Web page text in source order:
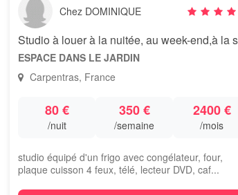
Chez DOMINIQUE
ESPACE DANS LE JARDIN
Carpentras, France
80 €
/nuit
350 €
/semaine
2400 €
/mois
studio équipé d'un frigo avec congélateur, four,
plaque cuisson 4 feux, télé, lecteur DVD, caf...